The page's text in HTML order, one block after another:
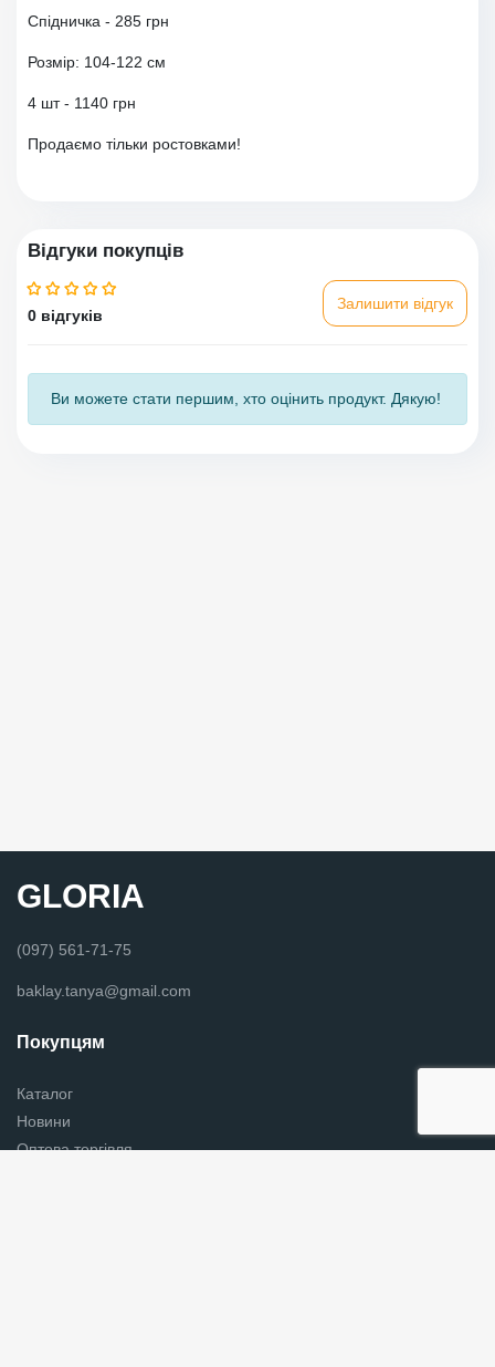
Спідничка - 285 грн
Розмір: 104-122 см
4 шт - 1140 грн
Продаємо тільки ростовками!
Відгуки покупців
0 відгуків
Залишити відгук
Ви можете стати першим, хто оцінить продукт. Дякую!
GLORIA
(097) 561-71-75
baklay.tanya@gmail.com
Покупцям
Каталог
Новини
Оптова торгівля